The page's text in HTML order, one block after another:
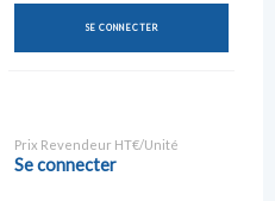
SE CONNECTER
Prix Revendeur HT€/Unité
Se connecter